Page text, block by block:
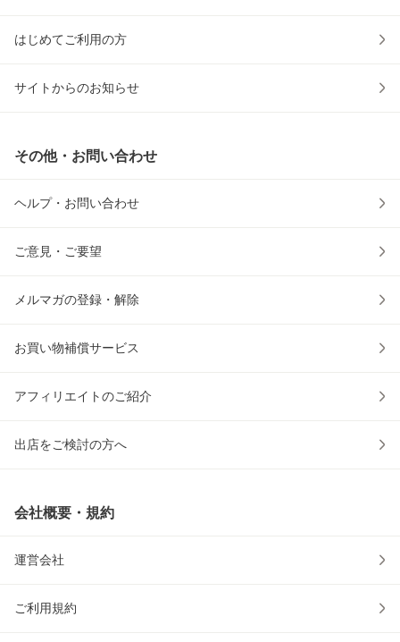
はじめてご利用の方
サイトからのお知らせ
その他・お問い合わせ
ヘルプ・お問い合わせ
ご意見・ご要望
メルマガの登録・解除
お買い物補償サービス
アフィリエイトのご紹介
出店をご検討の方へ
会社概要・規約
運営会社
ご利用規約